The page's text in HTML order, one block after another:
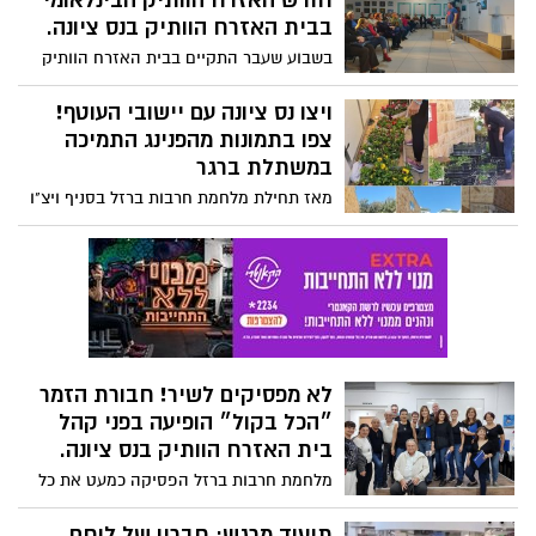
שמיר. מכאן נאחל לו שיקום קל וחזרה מהירה
בבית האזרח הוותיק בנס ציונה.
בשבוע שעבר התקיים בבית האזרח הוותיק
אירוע מקצועי השם זרקור על הטיפול
בקשישים חולי דמנציה ומחלות דומות אשר
כלל סיור באגף המוגן במרכז יום לחשיפה
והתרשמות ממגוון הפעילויות במקום.
ויצו נס ציונה עם יישובי העוטף!
צפו בתמונות מהפנינג התמיכה
במשתלת ברגר
מאז תחילת מלחמת חרבות ברזל בסניף ויצ"ו
נס ציונה המתנדבות לא נחות לרגע. ביום שישי
התארחה בסניף משתלת ברגר שבעוטף ואתם
הגעתם רכוש פרחים , צמחי תבלין ורקפות
בעלות ידידותית.
לא מפסיקים לשיר! חבורת הזמר
״הכל בקול״ הופיעה בפני קהל
בית האזרח הוותיק בנס ציונה.
מלחמת חרבות ברזל הפסיקה כמעט את כל
פעילויות התרבות במדינה. אבל חבורת הזמר
״הכל בקול״, מבית החברה לתרבות ופנאי